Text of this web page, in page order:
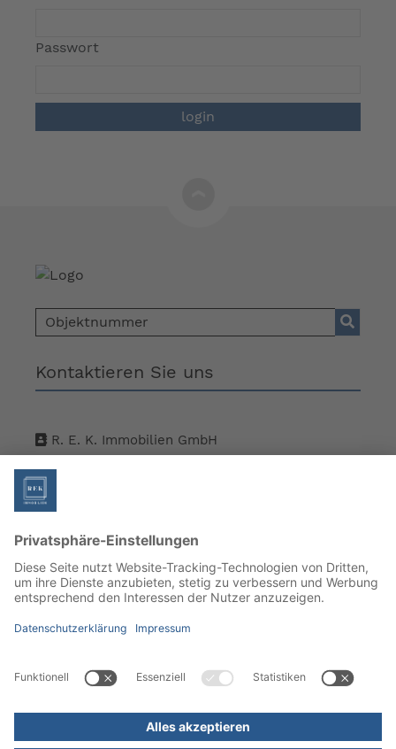
Passwort
Kontaktieren Sie uns
R. E. K. Immobilien GmbH
Walkstraße 1, 73230 Kirchheim unter Teck
Besuchen Sie uns auch hier